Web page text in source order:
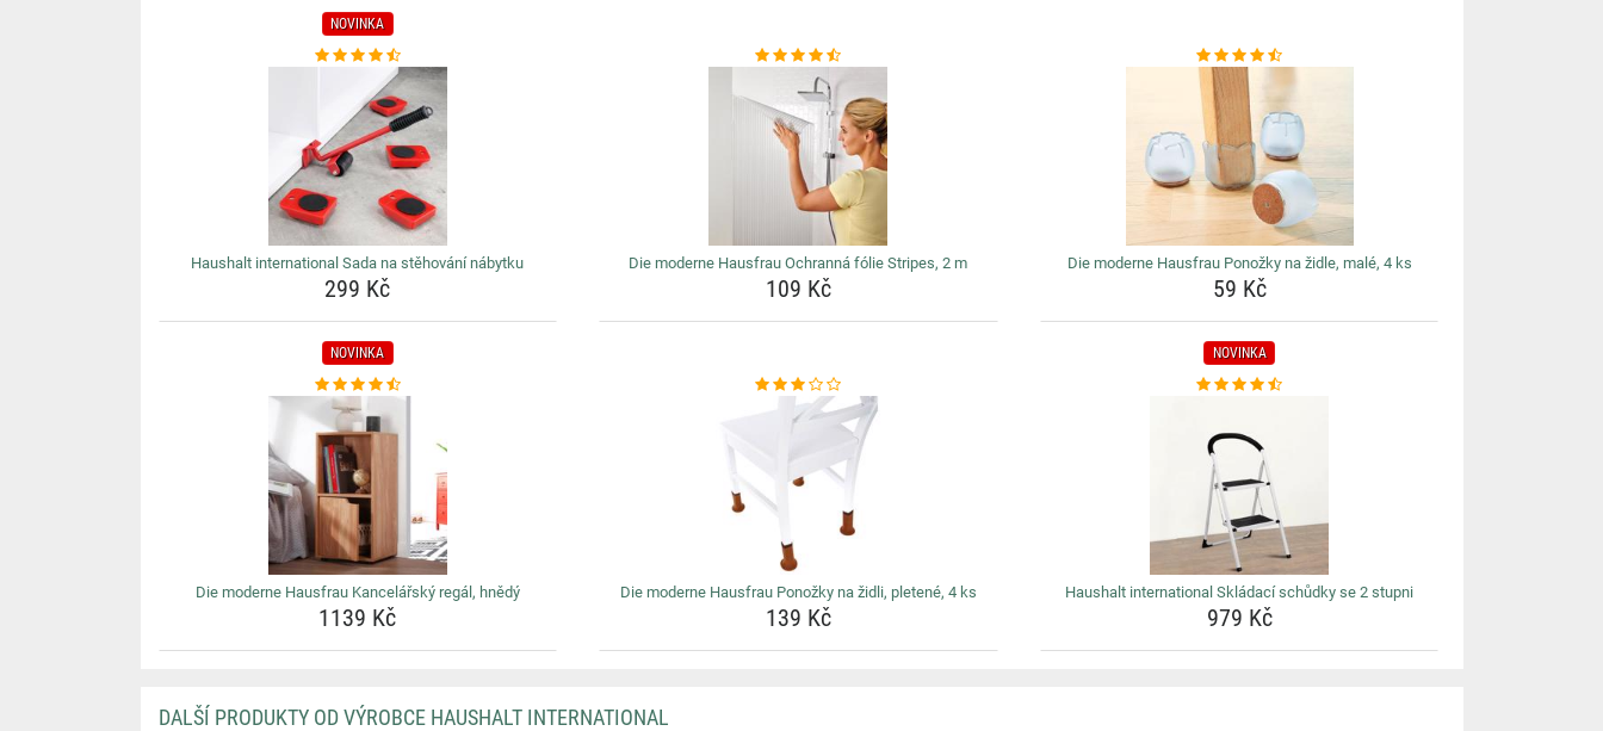
NOVINKA
Haushalt international Sada na stěhování nábytku
299 Kč
Die moderne Hausfrau Ochranná fólie Stripes, 2 m
109 Kč
Die moderne Hausfrau Ponožky na židle, malé, 4 ks
59 Kč
NOVINKA
Die moderne Hausfrau Kancelářský regál, hnědý
1139 Kč
Die moderne Hausfrau Ponožky na židli, pletené, 4 ks
139 Kč
NOVINKA
Haushalt international Skládací schůdky se 2 stupni
979 Kč
DALŠÍ PRODUKTY OD VÝROBCE HAUSHALT INTERNATIONAL